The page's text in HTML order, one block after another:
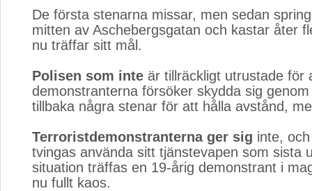
De första stenarna missar, men sedan
mitten av Aschebergsgatan och kastar åter
nu träffar sitt mål.
Polisen som inte är tillräckligt utrustade för
demonstranterna försöker skydda sig
tillbaka några stenar för att hålla avstånd,
Terroristdemonstranterna ger sig inte,
tvingas använda sitt tjänstevapen som sista
situation träffas en 19-årig demonstrant i
nu fullt kaos.